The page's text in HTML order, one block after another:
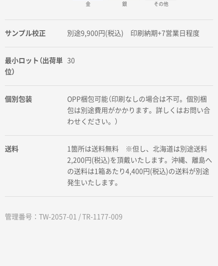
金 銀 その他
サンプル校正 別途9,900円(税込) 印刷納期+7営業日程度
最小ロット（出荷単
位）
30
個別包装
OPP梱包可能（印刷なしの場合は不可。個別梱
包は別途費用がかかります。詳しくはお問い合
わせください。）
送料
1箇所は送料無料 ※但し、北海道は別途送料
2,200円(税込)を頂戴いたします。沖縄、離島へ
の送料は1箱あたり4,400円(税込)の送料が別途
発生いたします。
管理番号：TW-2057-01 / TR-1177-009